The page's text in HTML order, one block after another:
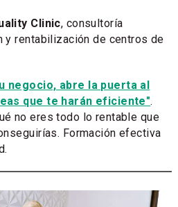
Clinic, consultoría
y rentabilización de centros de
negocio, abre la puerta al
que te harán eficiente".
no eres todo lo rentable que
Formación efectiva